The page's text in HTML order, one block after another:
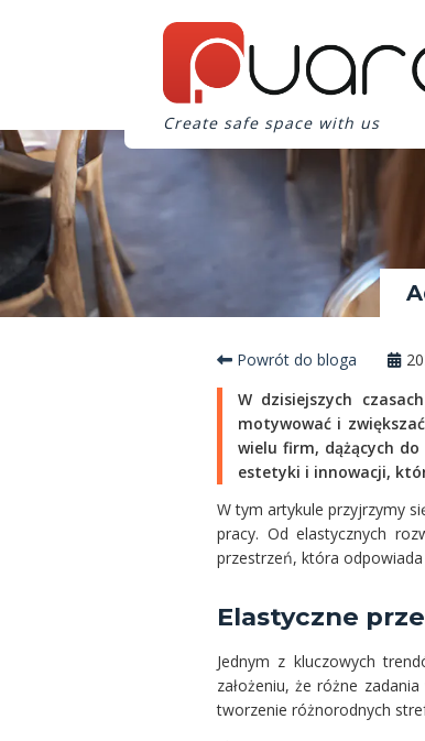
Create safe space with us
Powrót do bloga
W dzisiejszych
motywować i
wielu firm, dążących
estetyki i innowacji,
W tym artykule przyjrzymy
pracy. Od elastycznych
przestrzeń, która
Elastyczne
Jednym z kluczowych
założeniu, że różne
tworzenie różnorodnych